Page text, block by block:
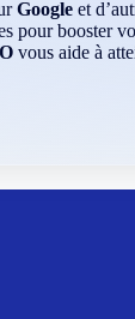
Google et
pour booster
vous aide à